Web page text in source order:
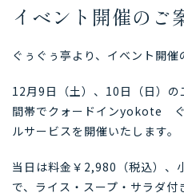
イベント開催のご
ぐぅぐぅ亭より、イベント開催
12月9日（土）、10日（日）
間帯でクォードインyokote
ルサービスを開催いたします。
当日は料金￥2,980（税込）、
で、ライス・スープ・サラダ